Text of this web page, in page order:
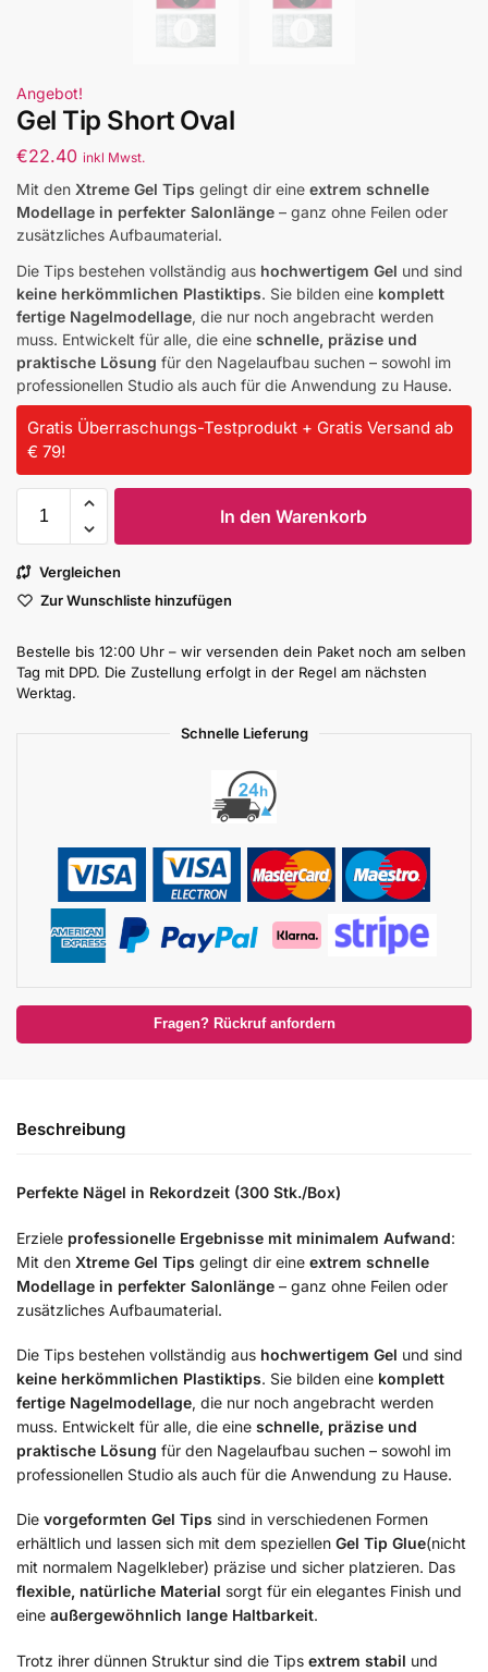
Angebot!
Gel Tip Short Oval
€22.40 inkl Mwst.
Mit den Xtreme Gel Tips gelingt dir eine extrem schnelle
Modellage in perfekter Salonlänge – ganz ohne Feilen oder
zusätzliches Aufbaumaterial.
Die Tips bestehen vollständig aus hochwertigem Gel und sind
keine herkömmlichen Plastiktips. Sie bilden eine komplett
fertige Nagelmodellage, die nur noch angebracht werden
muss. Entwickelt für alle, die eine schnelle, präzise und
praktische Lösung für den Nagelaufbau suchen – sowohl im
professionellen Studio als auch für die Anwendung zu Hause.
Gratis Überraschungs-Testprodukt + Gratis Versand ab
€ 79!
In den Warenkorb
Vergleichen
Zur Wunschliste hinzufügen
Bestelle bis 12:00 Uhr – wir versenden dein Paket noch am selben
Tag mit DPD. Die Zustellung erfolgt in der Regel am nächsten
Werktag.
Schnelle Lieferung
Fragen? Rückruf anfordern
Beschreibung
Perfekte Nägel in Rekordzeit (300 Stk./Box)
Erziele professionelle Ergebnisse mit minimalem Aufwand:
Mit den Xtreme Gel Tips gelingt dir eine extrem schnelle
Modellage in perfekter Salonlänge – ganz ohne Feilen oder
zusätzliches Aufbaumaterial.
Die Tips bestehen vollständig aus hochwertigem Gel und sind
keine herkömmlichen Plastiktips. Sie bilden eine komplett
fertige Nagelmodellage, die nur noch angebracht werden
muss. Entwickelt für alle, die eine schnelle, präzise und
praktische Lösung für den Nagelaufbau suchen – sowohl im
professionellen Studio als auch für die Anwendung zu Hause.
Die vorgeformten Gel Tips sind in verschiedenen Formen
erhältlich und lassen sich mit dem speziellen Gel Tip Glue(nicht
mit normalem Nagelkleber) präzise und sicher platzieren. Das
flexible, natürliche Material sorgt für ein elegantes Finish und
eine außergewöhnlich lange Haltbarkeit.
Trotz ihrer dünnen Struktur sind die Tips extrem stabil und